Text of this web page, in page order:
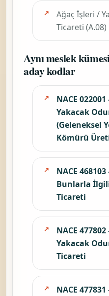
Ağaç İşleri /
Ticareti (A.08)
Aynı meslek
aday kodlar
NACE
Yakacak
(Geleneksel
Kömürü
NACE
Bunlarla
Ticareti
NACE
Yakacak
Ticareti
NACE